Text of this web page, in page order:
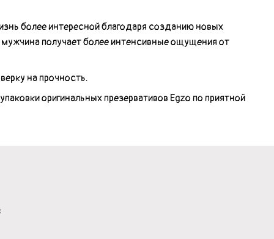
более интересной благодаря созданию новых
получает более интенсивные ощущения от
на прочность.
оригинальных презервативов Egzo по приятной